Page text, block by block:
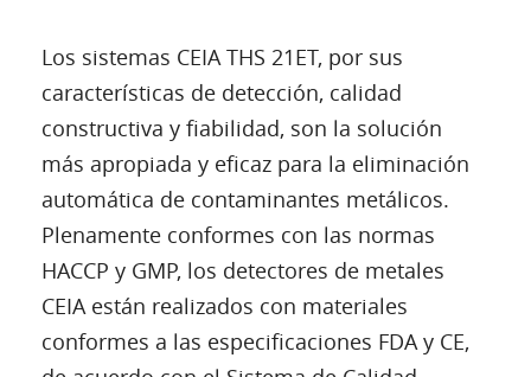
Los sistemas CEIA THS 21ET, por sus
características de detección, calidad
constructiva y fiabilidad, son la solución
más apropiada y eficaz para la eliminación
automática de contaminantes metálicos.
Plenamente conformes con las normas
HACCP y GMP, los detectores de metales
CEIA están realizados con materiales
conformes a las especificaciones FDA y CE,